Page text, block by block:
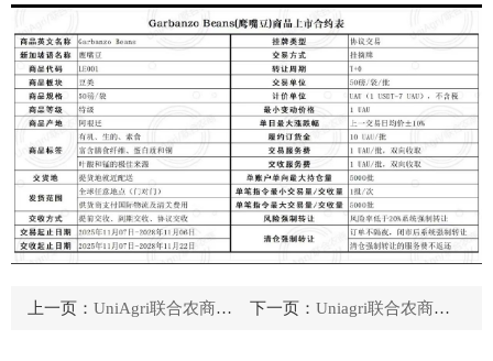
上一页： UniAgri联合农商交易模式说明 下一页：Uniagri联合农商已经稳定运行3年，是目前市面上体量最大最稳定的交易平台